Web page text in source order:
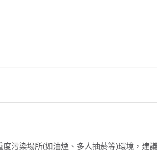
污染場所(如油煙、多人抽菸等)環境，建